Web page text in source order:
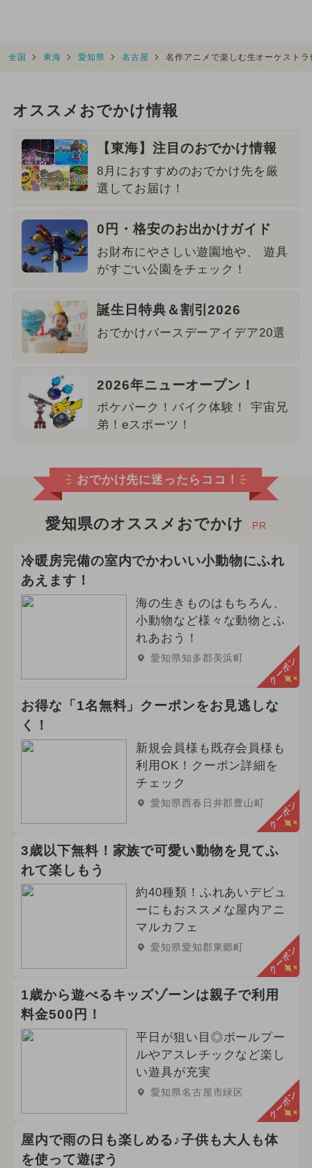
全国 東海 愛知県 名古屋 名作アニメで楽しむ生オーケスト
オススメおでかけ情報
【東海】注目のおでかけ情報
8月におすすめのおでかけ先を厳
選してお届け！
0円・格安のお出かけガイド
お財布にやさしい遊園地や、 遊具
がすごい公園をチェック！
誕生日特典＆割引2026
おでかけバースデーアイデア20選
2026年ニューオープン！
ポケパーク！バイク体験！ 宇宙兄
弟！eスポーツ！
おでかけ先に迷ったらココ！
愛知県のオススメおでかけ PR
冷暖房完備の室内でかわいい小動物にふれ
あえます！
海の生きものはもちろん、
小動物など様々な動物とふ
れあおう！
愛知県知多郡美浜町 クーポン
お得な「1名無料」クーポンをお見逃しな
く！
新規会員様も既存会員様も
利用OK！クーポン詳細を
チェック
愛知県西春日井郡豊山町 クーポン
3歳以下無料！家族で可愛い動物を見てふ
れて楽しもう
約40種類！ふれあいデビュ
ーにもおススメな屋内アニ
マルカフェ
愛知県愛知郡東郷町 クーポン
1歳から遊べるキッズゾーンは親子で利用
料金500円！
平日が狙い目◎ボールプー
ルやアスレチックなど楽し
い遊具が充実
愛知県名古屋市緑区 クーポン
屋内で雨の日も楽しめる♪子供も大人も体
を使って遊ぼう